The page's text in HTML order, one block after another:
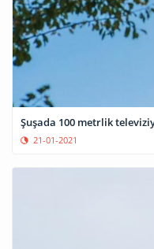
Şuşada 100 metrlik
21-01-2021